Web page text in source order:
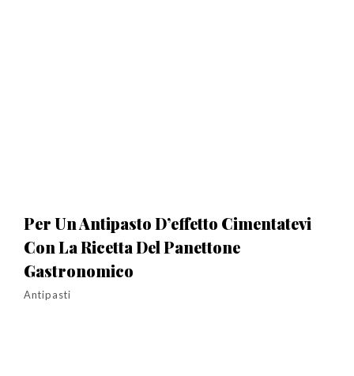
Per Un Antipasto D’effetto Cimentatevi
Con La Ricetta Del Panettone
Gastronomico
Antipasti